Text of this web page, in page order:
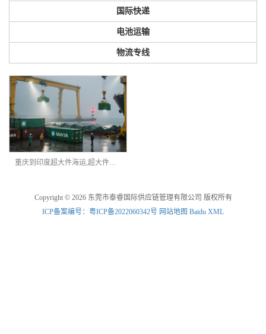
国际快递
电池运输
物流专线
重庆到印度超大件海运,超大件特种柜运输
Copyright © 2026 东莞市泰睿国际供应链管理有限公司 版权所有
ICP备案编号：粤ICP备2022060342号 网站地图 Baidu XML